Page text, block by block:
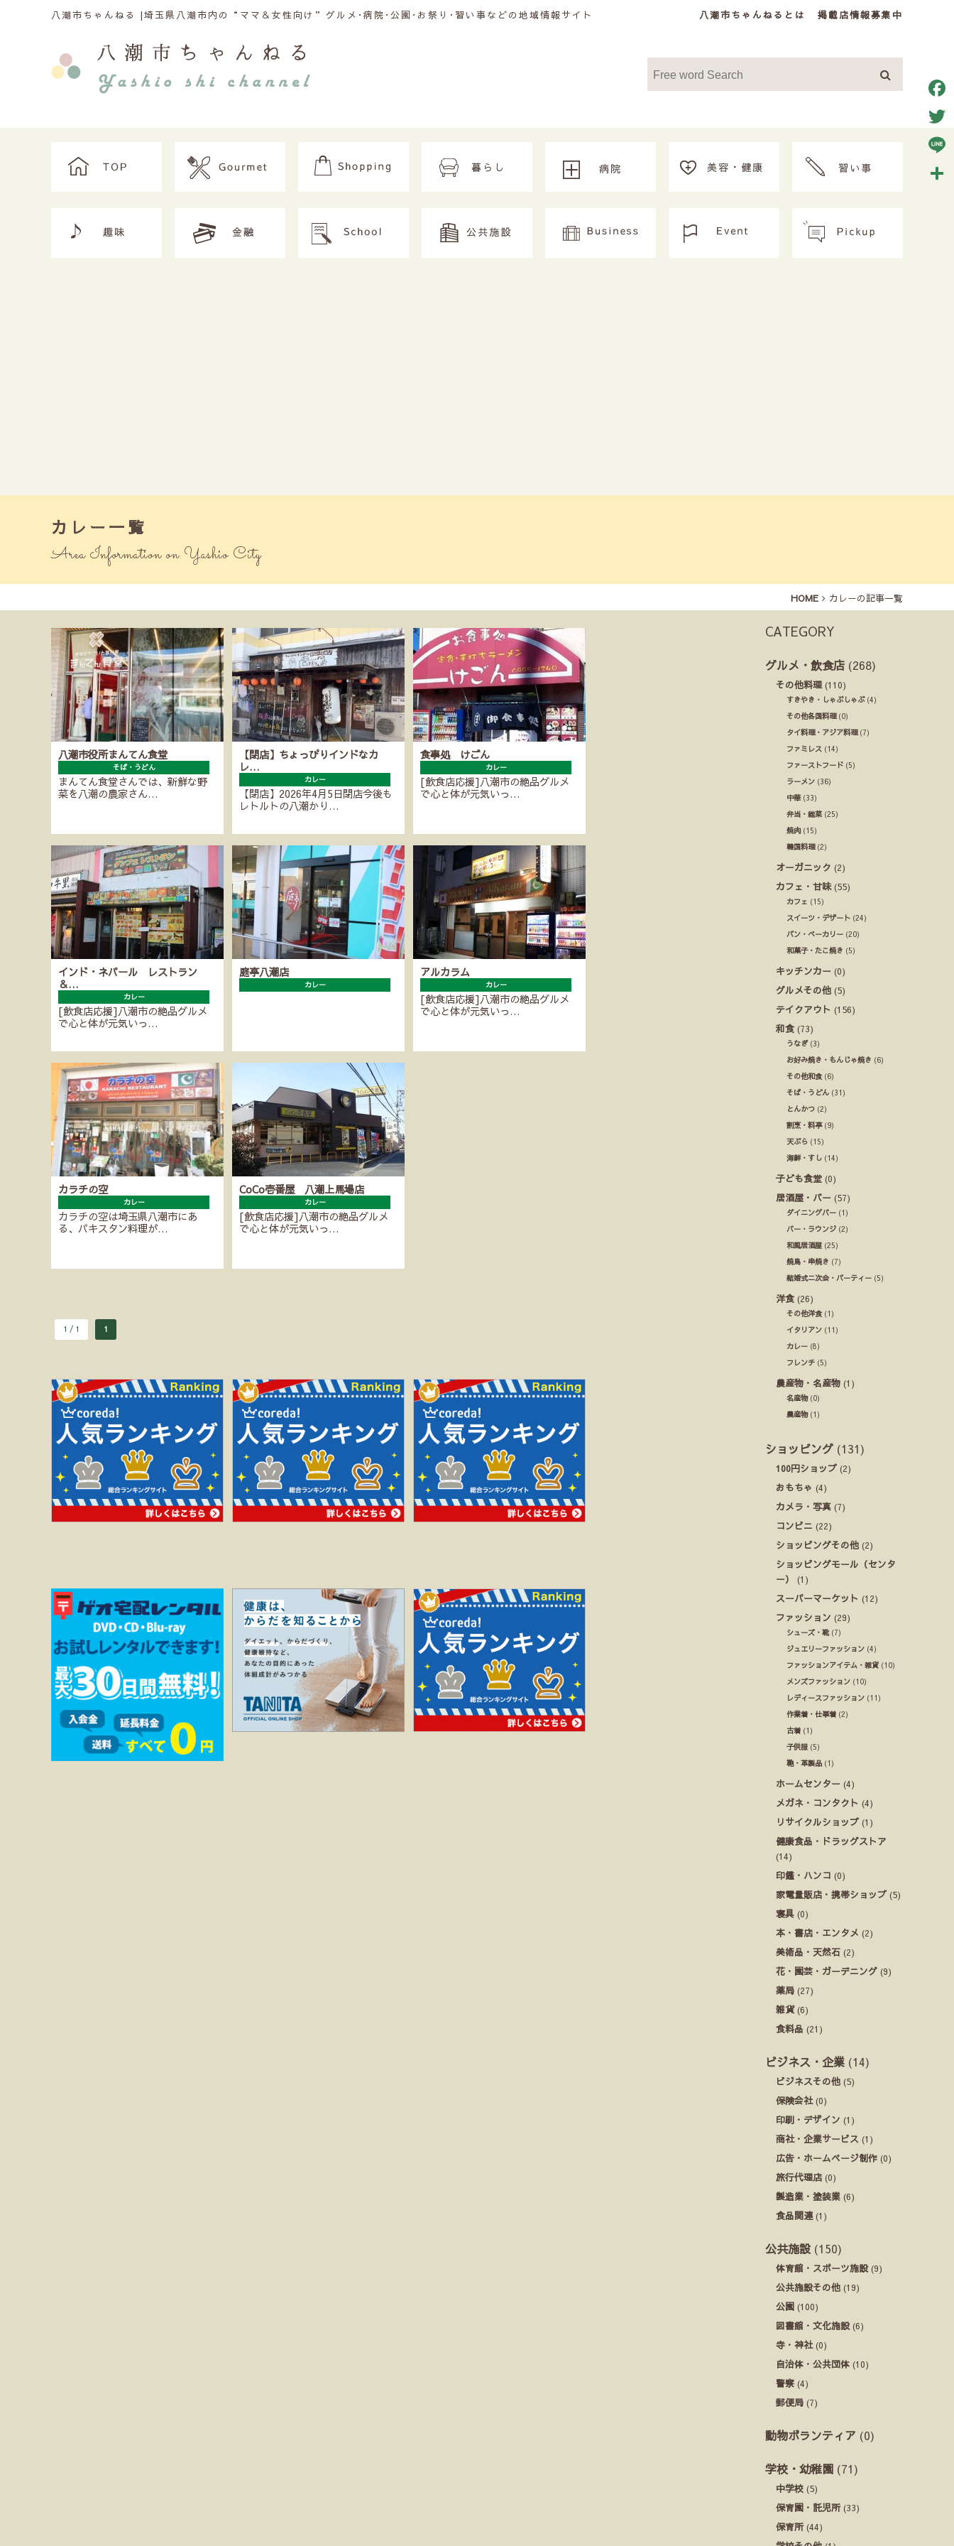
八潮市ちゃんねるとは 掲載店情報募集中
八潮市ちゃんねる |埼玉県八潮市内の“ママ＆女性向け”グルメ･病院･公園･お祭り･習い事などの地域情報サイト
カレー一覧
Area Information on Yashio City
HOME カレーの記事一覧
八潮市役所まんてん食堂
そば・うどん
まんてん食堂さんでは、新鮮な野
菜を八潮の農家さん…
【閉店】ちょっぴりインドなカ
レ…
カレー
【閉店】2026年4月5日閉店今後も
レトルトの八潮かり…
食事処 けごん
カレー
[飲食店応援]八潮市の絶品グルメ
で心と体が元気いっ…
インド・ネパール レストラン
＆…
カレー
[飲食店応援]八潮市の絶品グルメ
で心と体が元気いっ…
庭亭八潮店
カレー
アルカラム
カレー
[飲食店応援]八潮市の絶品グルメ
で心と体が元気いっ…
カラチの空
カレー
カラチの空は埼玉県八潮市にあ
る、パキスタン料理が…
CoCo壱番屋 八潮上馬場店
カレー
[飲食店応援]八潮市の絶品グルメ
で心と体が元気いっ…
1 / 1 1
CATEGORY
グルメ・飲食店 (268)
その他料理 (110)
すきやき・しゃぶしゃぶ(4)
その他各国料理(0)
タイ料理・アジア料理(7)
ファミレス (14)
ファーストフード (5)
ラーメン (36)
中華(33)
弁当・総菜 (25)
焼肉 (15)
韓国料理(2)
オーガニック (2)
カフェ・甘味(55)
カフェ (15)
スイーツ・デザート (24)
パン・ベーカリー (20)
和菓子・たこ焼き (5)
キッチンカー (0)
グルメその他 (5)
テイクアウト (156)
和食 (73)
うなぎ(3)
お好み焼き・もんじゃ焼き (6)
その他和食(6)
そば・うどん (31)
とんかつ (2)
割烹・料亭(9)
天ぷら (15)
海鮮・すし (14)
子ども食堂 (0)
居酒屋・バー (57)
ダイニングバー (1)
バー・ラウンジ (2)
和風居酒屋 (25)
焼鳥・串焼き (7)
結婚式ニ次会・パーティー (5)
洋食 (26)
その他洋食(1)
イタリアン (11)
カレー (8)
フレンチ (5)
農産物・名産物 (1)
名産物(0)
農産物(1)
ショッピング (131)
100円ショップ (2)
おもちゃ (4)
カメラ・写真 (7)
コンビニ (22)
ショッピングその他 (2)
ショッピングモール（センタ
ー）
(1)
スーパーマーケット (12)
ファッション (29)
シューズ・靴(7)
ジュエリーファッション (4)
ファッションアイテム・雑貨 (10)
メンズファッション (10)
レディースファッション (11)
作業着・仕事着 (2)
古着 (1)
子供服 (5)
鞄・革製品 (1)
ホームセンター (4)
メガネ・コンタクト (4)
リサイクルショップ (1)
健康食品・ドラッグストア
(14)
印鑑・ハンコ (0)
家電量販店・携帯ショップ (5)
寝具 (0)
本・書店・エンタメ (2)
美術品・天然石 (2)
花・園芸・ガーデニング (9)
薬局 (27)
雑貨(6)
食料品 (21)
ビジネス・企業 (14)
ビジネスその他 (5)
保険会社(0)
印刷・デザイン (1)
商社・企業サービス (1)
広告・ホームページ制作 (0)
旅行代理店 (0)
製造業・塗装業 (6)
食品関連 (1)
公共施設 (150)
体育館・スポーツ施設(9)
公共施設その他 (19)
公園 (100)
図書館・文化施設(6)
寺・神社(0)
自治体・公共団体 (10)
警察 (4)
郵便局 (7)
動物ボランティア (0)
学校・幼稚園 (71)
中学校 (5)
保育園・託児所(33)
保育所(44)
Line